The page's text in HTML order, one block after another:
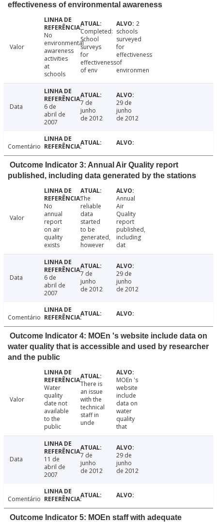
effectiveness of environmental awareness
Valor
No
environmental
awareness
activities
at
schools
Completed:
School
surveys
for
effectiveness
of env
2
schools
surveyed
for
effectiveness
of
environmen
Data
6 de
abril de
2007
7 de
junho
de 2012
29 de
junho
de 2012
Comentário
Outcome Indicator 3: Annual Air Quality report
published, including data generated by the stations
Valor
No
annual
report
on air
quality
exists
The
reliable
data
started
to be
generated,
however
Annual
Air
Quality
report
published,
including
dat
Data
6 de
abril de
2007
7 de
junho
de 2012
29 de
junho
de 2012
Comentário
Outcome Indicator 4: MOEn 's website include data on
water quality that is accessible and used by researcher
and the public
Valor
Water
quality
date not
available
to the
public
There is
an issue
with the
technical
staff in
unde
MOEn 's
website
include
data on
water
quality
that
Data
11 de
abril de
2007
7 de
junho
de 2012
29 de
junho
de 2012
Comentário
Outcome Indicator 5: MOEn staff with adequate